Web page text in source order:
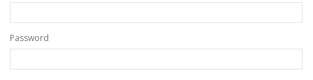
Password